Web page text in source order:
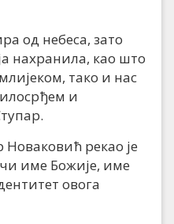
од небеса, зато
нахранила, као што
тако и нас
и
Новаковић рекао је
име Божије, име
овога